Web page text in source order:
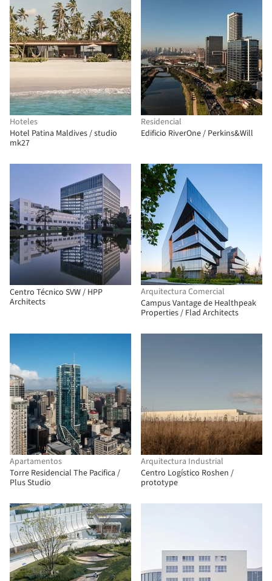
Hoteles
Hotel Patina Maldives / studio
mk27
Residencial
Edificio RiverOne / Perkins&Will
Centro Técnico SVW / HPP
Architects
Arquitectura Comercial
Campus Vantage de Healthpeak
Properties / Flad Architects
Apartamentos
Torre Residencial The Pacifica /
Plus Studio
Arquitectura Industrial
Centro Logístico Roshen /
prototype